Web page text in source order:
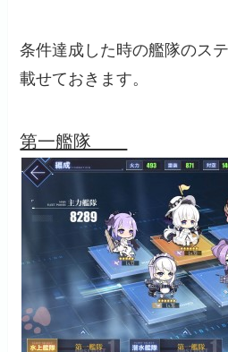
条件達成した時の艦隊のス
載せておきます。
第一艦隊